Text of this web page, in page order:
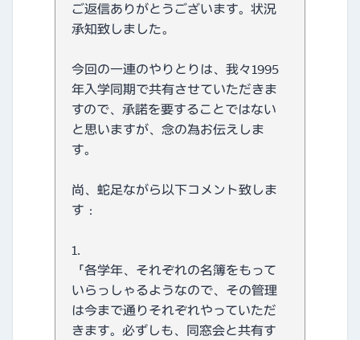
ご返信ありがとうございます。状況
承知致しました。
今回の一連のやりとりは、我々1995
年入学同期で共有させていただきま
すので、承諾を要することではない
と思いますが、念の為お伝えしま
す。
尚、蛇足ながら以下コメント致しま
す：
1.
「各学年、それぞれの名簿をもって
いらっしゃるようなので、その管理
は今まで通りそれぞれやっていただ
きます。必ずしも、同窓会と共有す